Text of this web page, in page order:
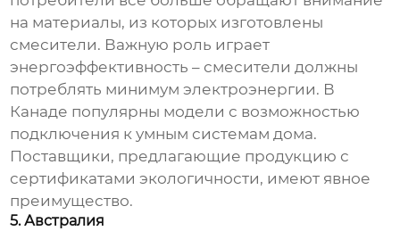
на материалы, из которых изготовлены
смесители. Важную роль играет
энергоэффективность – смесители должны
потреблять минимум электроэнергии. В
Канаде популярны модели с возможностью
подключения к умным системам дома.
Поставщики, предлагающие продукцию с
сертификатами экологичности, имеют явное
преимущество.
5. Австралия